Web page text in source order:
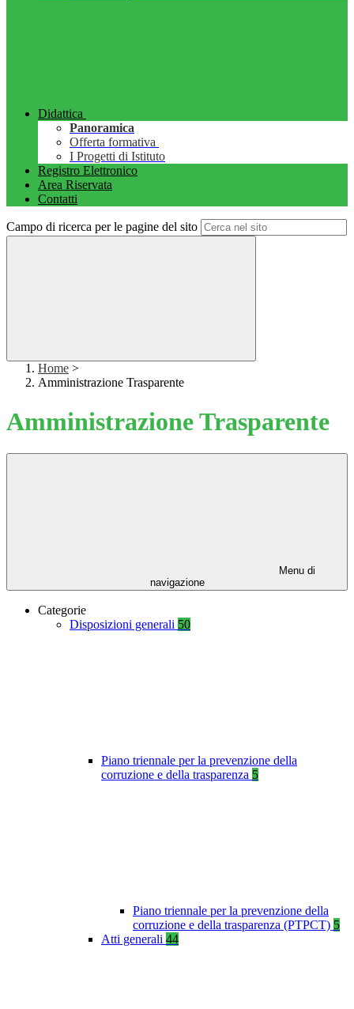
Didattica
Panoramica
Offerta formativa
I Progetti di Istituto
Registro Elettronico
Area Riservata
Contatti
Campo di ricerca per le pagine del sito
Home >
Amministrazione Trasparente
Amministrazione Trasparente
Menu di
navigazione
Categorie
Disposizioni generali 50
Piano triennale per la prevenzione della
corruzione e della trasparenza 5
Piano triennale per la prevenzione della
corruzione e della trasparenza (PTPCT) 5
Atti generali 44